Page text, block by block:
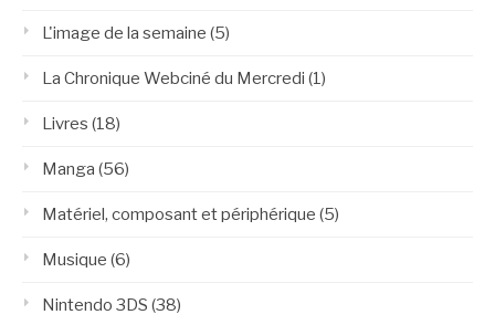
L'image de la semaine (5)
La Chronique Webciné du Mercredi (1)
Livres (18)
Manga (56)
Matériel, composant et périphérique (5)
Musique (6)
Nintendo 3DS (38)